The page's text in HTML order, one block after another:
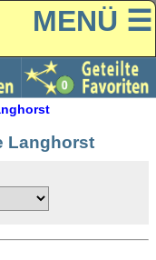
MENÜ ☰
Langhorst